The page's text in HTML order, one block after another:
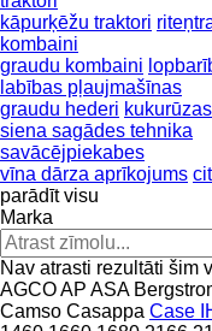
kāpurķēžu traktori
kombaini
graudu kombaini
labības pļaujmašīnas
graudu hederi
siena sagādes tehnika
savācējpiekabes
vīna dārza aprīkojums
parādīt visu
Marka
Nav atrasti rezultāti šim
AGCOAP ASA
Camso Casappa Case